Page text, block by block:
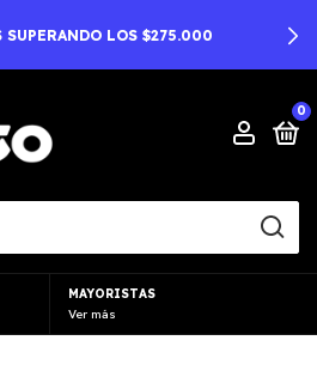
LOS $275.000
0
MAYORISTAS
Ver más